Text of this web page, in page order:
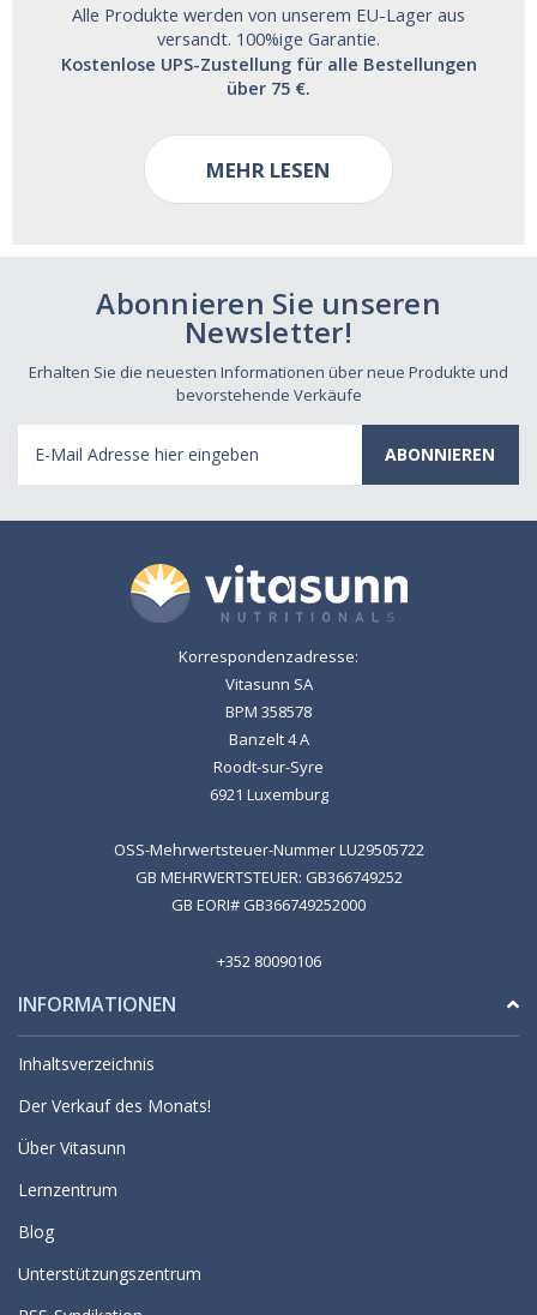
Alle Produkte werden von unserem EU-Lager aus
versandt. 100%ige Garantie.
Kostenlose UPS-Zustellung für alle Bestellungen
über 75 €.
MEHR LESEN
Abonnieren Sie unseren
Newsletter!
Erhalten Sie die neuesten Informationen über neue Produkte und
bevorstehende Verkäufe
Mail
Adresse
Korrespondenzadresse:
Vitasunn SA
BPM 358578
Banzelt 4 A
Roodt-sur-Syre
6921 Luxemburg
OSS-Mehrwertsteuer-Nummer LU29505722
GB MEHRWERTSTEUER: GB366749252
GB EORI# GB366749252000
+352 80090106
INFORMATIONEN
Inhaltsverzeichnis
Der Verkauf des Monats!
Über Vitasunn
Lernzentrum
Blog
Unterstützungszentrum